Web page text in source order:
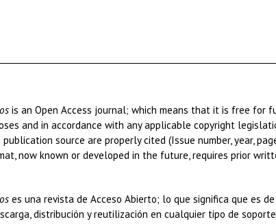
is an Open Access journal; which means that it is free for
and in accordance with any applicable copyright
source are properly cited (Issue number, year,
now known or developed in the future, requires prior
es una revista de Acceso Abierto; lo que significa que es
distribución y reutilización en cualquier tipo de